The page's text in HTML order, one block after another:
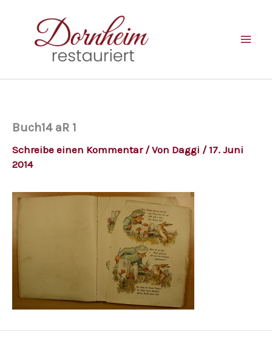
springen
Buch14 aR 1
Schreibe einen Kommentar / Von Daggi / 17. Juni
2014